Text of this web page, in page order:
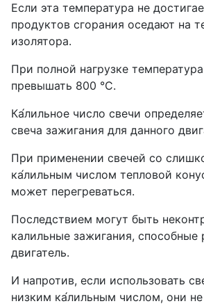
Если эта температура не
продуктов сгорания оседают на
изолятора.
При полной нагрузке
превышать 800 °C.
Ка́лильное число свечи
свеча зажигания для данного
При применении свечей со
ка́лильным числом тепловой
может перегреваться.
Последствием могут быть
калильные зажигания, способные
двигатель.
И напротив, если использовать
низким ка́лильным числом, они не